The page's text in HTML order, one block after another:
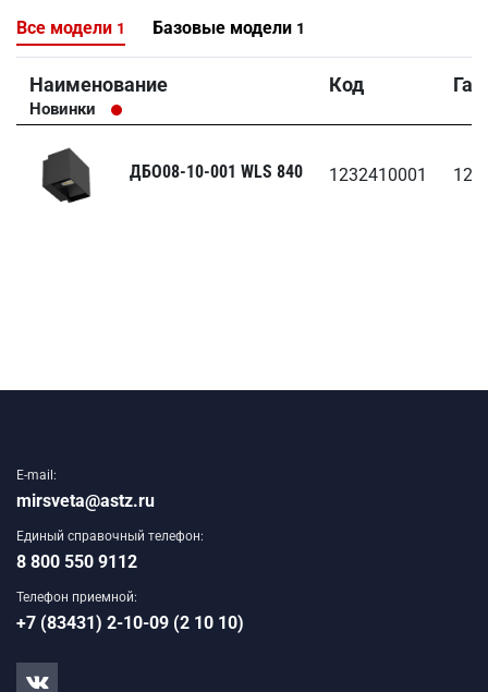
Все модели 1 Базовые модели 1
Наименование
Новинки
Код
ДБО08-10-001 WLS 840 1232410001
E-mail:
mirsveta@astz.ru
Единый справочный телефон:
8 800 550 9112
Телефон приемной:
+7 (83431) 2-10-09 (2 10 10)